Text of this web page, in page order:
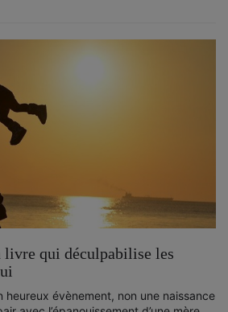
livre qui déculpabilise les
heureux évènement, non une naissance